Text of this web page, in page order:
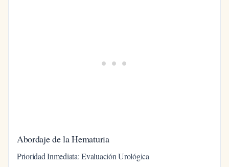
Abordaje de la Hematuria
Prioridad Inmediata: Evaluación Urológica